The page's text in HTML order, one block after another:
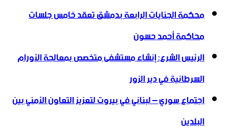
محكمة الجنايات الرابعة بدمشق تعقد خامس جلسات
محاكمة أحمد حسون
الرئيس الشرع: إنشاء ‌‏مستشفى متخصص بمعالجة الأورام
السرطانية في دير الزور
اجتماع سوري – لبناني في بيروت لتعزيز التعاون ‏الأمني ‏بين
البلدين